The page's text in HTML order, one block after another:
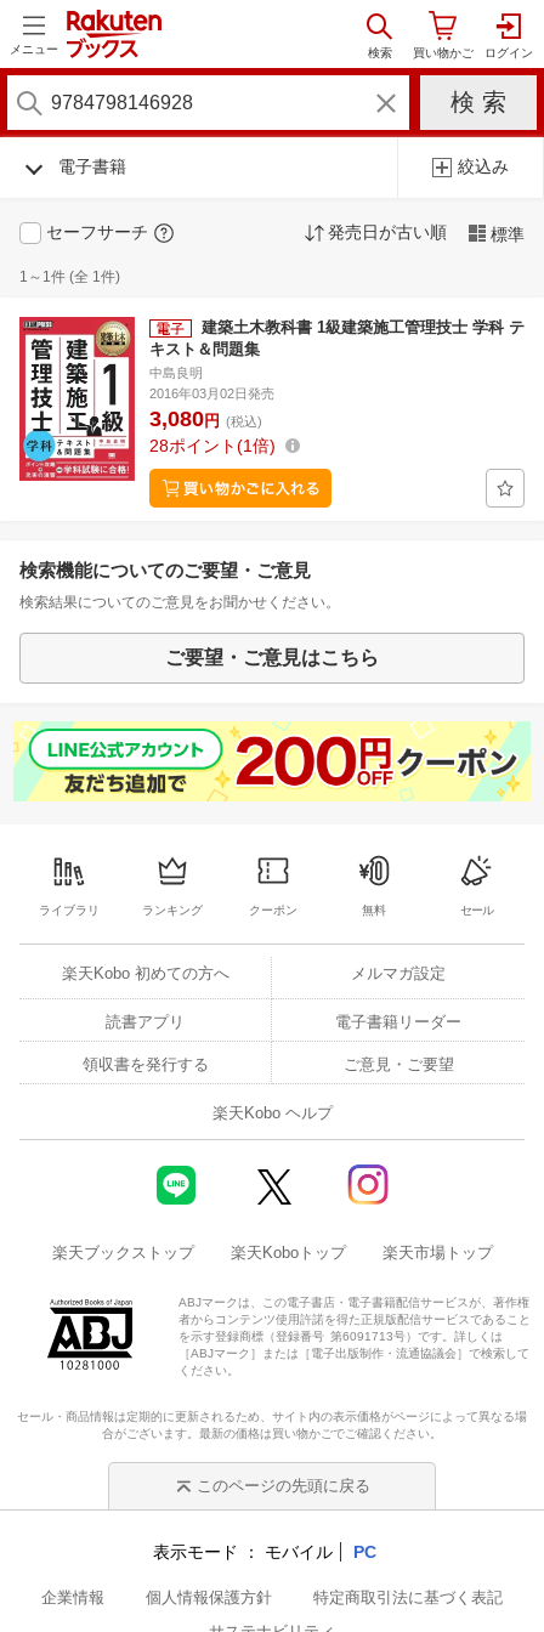
メニュー
電子書籍 絞込み
セーフサーチ 発売日が古い順 標準
1～1件 (全 1件)
建築土木教科書 1級建築施工管理技士 学科 テ
キスト＆問題集
中島良明
2016年03月02日発売
3,080円 (税込)
28ポイント 1倍
検索機能についてのご要望・ご意見
検索結果についてのご意見をお聞かせください。
ご要望・ご意見はこちら
ライブラリ ランキング クーポン 無料 セール
楽天Kobo 初めての方へ メルマガ設定
読書アプリ 電子書籍リーダー
領収書を発行する ご意見・ご要望
楽天Kobo ヘルプ
楽天ブックストップ 楽天Koboトップ 楽天市場トップ
ABJマークは、この電子書店・電子書籍配信サービスが、著作権
者からコンテンツ使用許諾を得た正規版配信サービスであること
を示す登録商標（登録番号 第6091713号）です。詳しくは
［ABJマーク］または［電子出版制作・流通協議会］で検索して
ください。
セール・商品情報は定期的に更新されるため、サイト内の表示価格がページによって異なる場
合がございます。最新の価格は買い物かごでご確認ください。
このページの先頭に戻る
表示モード モバイル PC
企業情報 個人情報保護方針
特定商取引法に基づく表記